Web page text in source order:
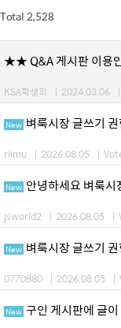
Total 2,528
★★ Q&A 게시판 이용
KSA학생회 | 2024.03.06 |
New 벼룩시장 글쓰기
riimu | 2026.08.05 |
New 안녕하세요 벼룩
jsworld2 | 2026.08.05 |
New 벼룩시장 글쓰기
0770880 | 2026.08.05 |
New 구인 게시판에 글